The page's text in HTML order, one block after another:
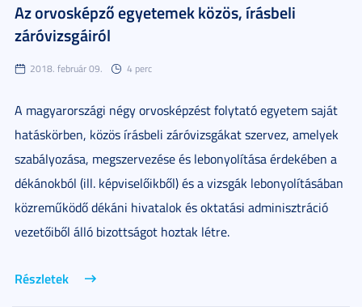
Az orvosképző egyetemek közös, írásbeli
záróvizsgáiról
2018. február 09. 4 perc
A magyarországi négy orvosképzést folytató egyetem saját
hatáskörben, közös írásbeli záróvizsgákat szervez, amelyek
szabályozása, megszervezése és lebonyolítása érdekében a
dékánokból (ill. képviselőikből) és a vizsgák lebonyolításában
közreműködő dékáni hivatalok és oktatási adminisztráció
vezetőiből álló bizottságot hoztak létre.
Részletek